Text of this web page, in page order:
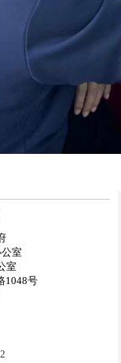
室
室
1048号